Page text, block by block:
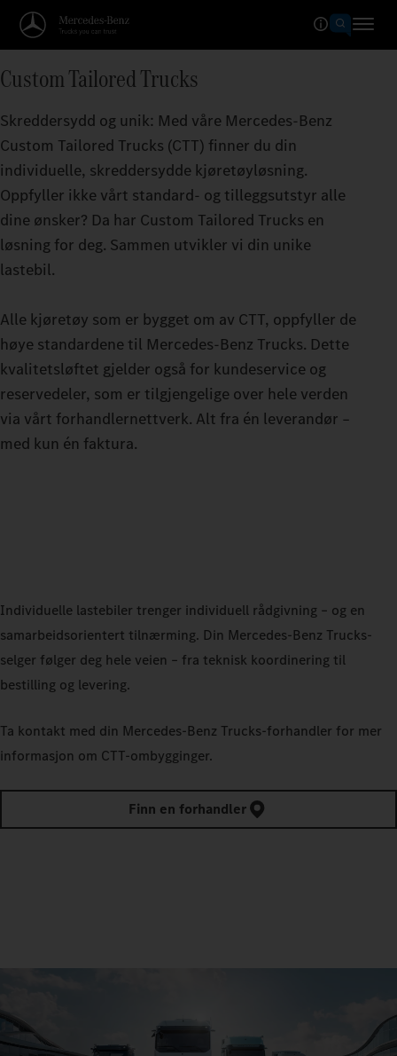
Custom Tailored Trucks
Skreddersydd og unik: Med våre Mercedes‑Benz
Custom Tailored Trucks (CTT) finner du din
individuelle, skreddersydde kjøretøyløsning.
Oppfyller ikke vårt standard- og tilleggsutstyr alle
dine ønsker? Da har Custom Tailored Trucks en
løsning for deg. Sammen utvikler vi din unike
lastebil.
Alle kjøretøy som er bygget om av CTT, oppfyller de
høye standardene til Mercedes‑Benz Trucks. Dette
kvalitetsløftet gjelder også for kundeservice og
reservedeler, som er tilgjengelige over hele verden
via vårt forhandlernettverk. Alt fra én leverandør –
med kun én faktura.
Individuelle lastebiler trenger individuell rådgivning – og en
samarbeidsorientert tilnærming. Din Mercedes‑Benz Trucks-
selger følger deg hele veien – fra teknisk koordinering til
bestilling og levering.
Ta kontakt med din Mercedes‑Benz Trucks-forhandler for mer
informasjon om CTT-ombygginger.
Finn en forhandler